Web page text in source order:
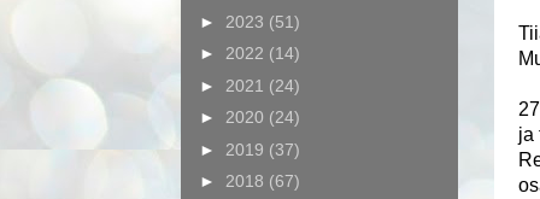
ja
► 2023 (51)
► 2022 (14)
► 2021 (24)
► 2020 (24)
► 2019 (37)
► 2018 (67)